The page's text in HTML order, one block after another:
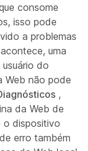
consome
isso pode
a problemas
uma
do
Web não pode
,
da Web de
o dispositivo
erro também